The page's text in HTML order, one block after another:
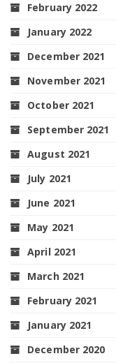
February 2022
January 2022
December 2021
November 2021
October 2021
September 2021
August 2021
July 2021
June 2021
May 2021
April 2021
March 2021
February 2021
January 2021
December 2020